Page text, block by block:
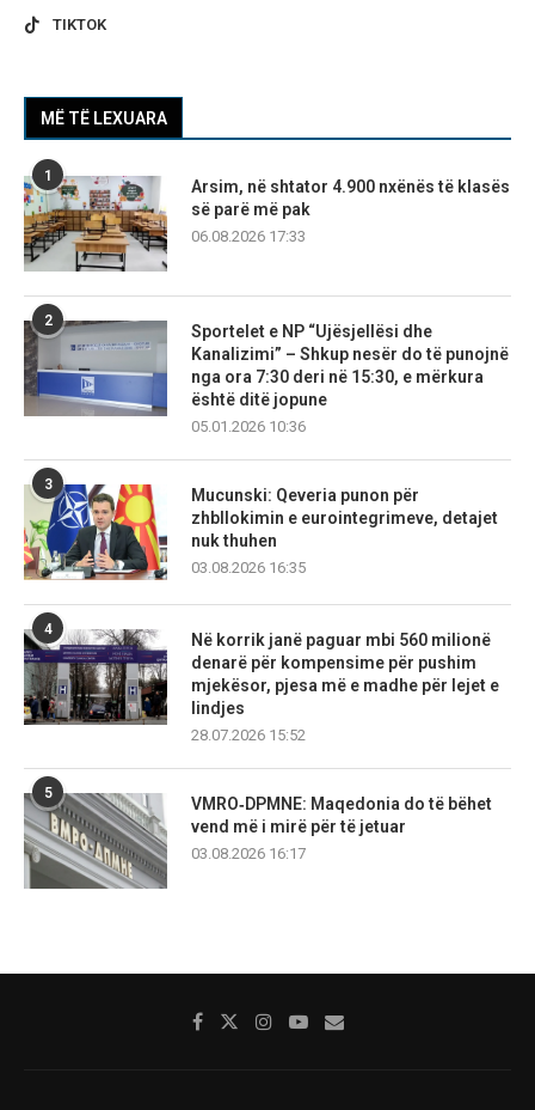
TIKTOK
MË TË LEXUARA
1
Arsim, në shtator 4.900 nxënës të klasës
së parë më pak
06.08.2026 17:33
2
Sportelet e NP “Ujësjellësi dhe
Kanalizimi” – Shkup nesër do të punojnë
nga ora 7:30 deri në 15:30, e mërkura
është ditë jopune
05.01.2026 10:36
3
Mucunski: Qeveria punon për
zhbllokimin e eurointegrimeve, detajet
nuk thuhen
03.08.2026 16:35
4
Në korrik janë paguar mbi 560 milionë
denarë për kompensime për pushim
mjekësor, pjesa më e madhe për lejet e
lindjes
28.07.2026 15:52
5
VMRO‑DPMNE: Maqedonia do të bëhet
vend më i mirë për të jetuar
03.08.2026 16:17